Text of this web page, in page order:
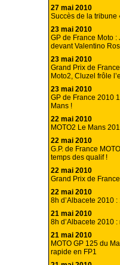
27 mai 2010
Succès de la tribune
23 mai 2010
GP de France Moto :
devant Valentino
23 mai 2010
Grand Prix de
Moto2, Cluzel frôle
23 mai 2010
GP de France 2010
Mans !
22 mai 2010
MOTO2 Le Mans
22 mai 2010
G.P. de France
temps des qualif !
22 mai 2010
Grand Prix de
22 mai 2010
8h d’Albacete 2010
21 mai 2010
8h d’Albacete 2010
21 mai 2010
MOTO GP 125 du
rapide en FP1